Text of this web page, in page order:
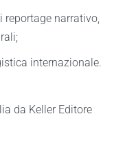
reportage narrativo,
internazionale.
da Keller Editore